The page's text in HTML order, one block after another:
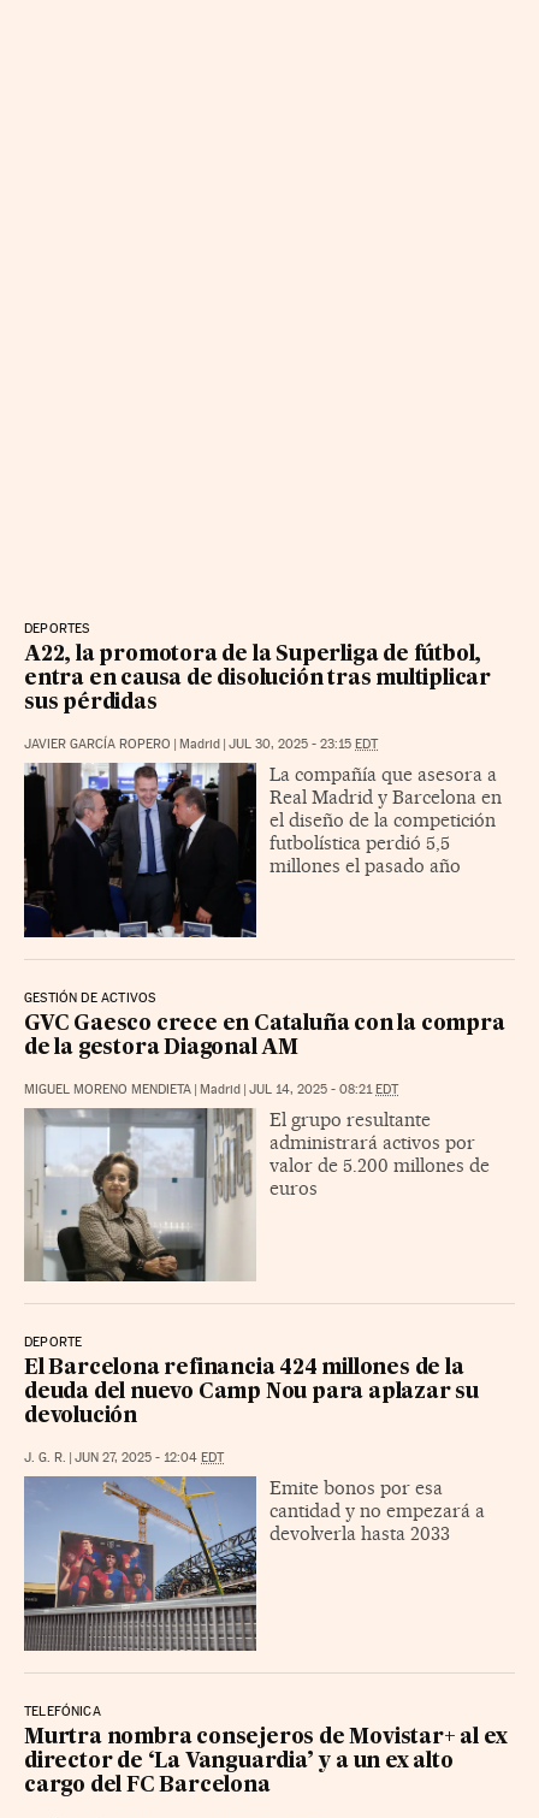
DEPORTES
A22, la promotora de la Superliga de fútbol,
entra en causa de disolución tras multiplicar
sus pérdidas
JAVIER GARCÍA ROPERO | Madrid | JUL 30, 2025 - 23:15 EDT
La compañía que asesora a
Real Madrid y Barcelona en
el diseño de la competición
futbolística perdió 5,5
millones el pasado año
GESTIÓN DE ACTIVOS
GVC Gaesco crece en Cataluña con la compra
de la gestora Diagonal AM
MIGUEL MORENO MENDIETA | Madrid | JUL 14, 2025 - 08:21 EDT
El grupo resultante
administrará activos por
valor de 5.200 millones de
euros
DEPORTE
El Barcelona refinancia 424 millones de la
deuda del nuevo Camp Nou para aplazar su
devolución
J. G. R. JUN 27, 2025 - 12:04 EDT
Emite bonos por esa
cantidad y no empezará a
devolverla hasta 2033
TELEFÓNICA
Murtra nombra consejeros de Movistar+ al ex
director de ‘La Vanguardia’ y a un ex alto
cargo del FC Barcelona